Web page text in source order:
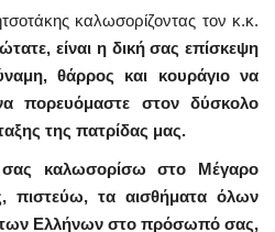
καλωσορίζοντας τον κ.κ.
είναι η δική σας επίσκεψη
θάρρος και κουράγιο να
πορευόμαστε στον δύσκολο
της πατρίδας μας.
καλωσορίσω στο Μέγαρο
πιστεύω, τα αισθήματα όλων
Ελλήνων στο πρόσωπό σας,